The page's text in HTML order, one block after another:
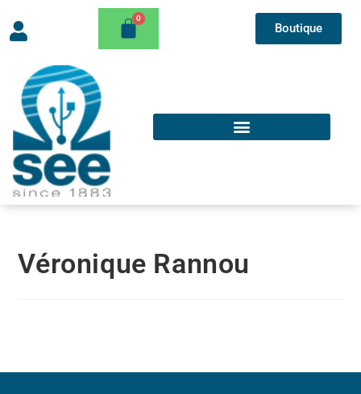
Boutique
Véronique Rannou